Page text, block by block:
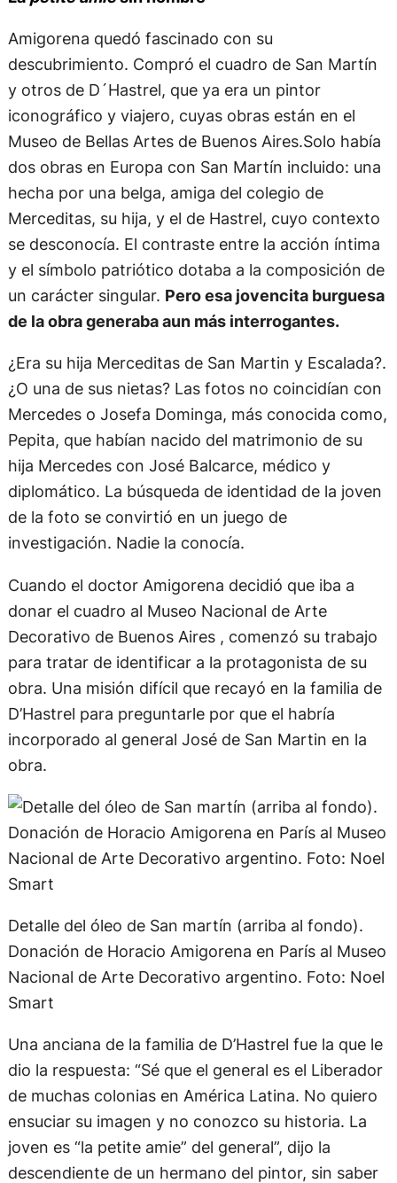
Amigorena quedó fascinado con su
descubrimiento. Compró el cuadro de San Martín
y otros de D´Hastrel, que ya era un pintor
iconográfico y viajero, cuyas obras están en el
Museo de Bellas Artes de Buenos Aires.Solo había
dos obras en Europa con San Martín incluido: una
hecha por una belga, amiga del colegio de
Merceditas, su hija, y el de Hastrel, cuyo contexto
se desconocía. El contraste entre la acción íntima
y el símbolo patriótico dotaba a la composición de
un carácter singular. Pero esa jovencita burguesa
de la obra generaba aun más interrogantes.
¿Era su hija Merceditas de San Martin y Escalada?.
¿O una de sus nietas? Las fotos no coincidían con
Mercedes o Josefa Dominga, más conocida como,
Pepita, que habían nacido del matrimonio de su
hija Mercedes con José Balcarce, médico y
diplomático. La búsqueda de identidad de la joven
de la foto se convirtió en un juego de
investigación. Nadie la conocía.
Cuando el doctor Amigorena decidió que iba a
donar el cuadro al Museo Nacional de Arte
Decorativo de Buenos Aires , comenzó su trabajo
para tratar de identificar a la protagonista de su
obra. Una misión difícil que recayó en la familia de
D’Hastrel para preguntarle por que el habría
incorporado al general José de San Martin en la
obra.
Detalle del óleo de San martín (arriba al fondo).
Donación de Horacio Amigorena en París al Museo
Nacional de Arte Decorativo argentino. Foto: Noel
Smart
Una anciana de la familia de D’Hastrel fue la que le
dio la respuesta: “Sé que el general es el Liberador
de muchas colonias en América Latina. No quiero
ensuciar su imagen y no conozco su historia. La
joven es “la petite amie” del general”, dijo la
descendiente de un hermano del pintor, sin saber